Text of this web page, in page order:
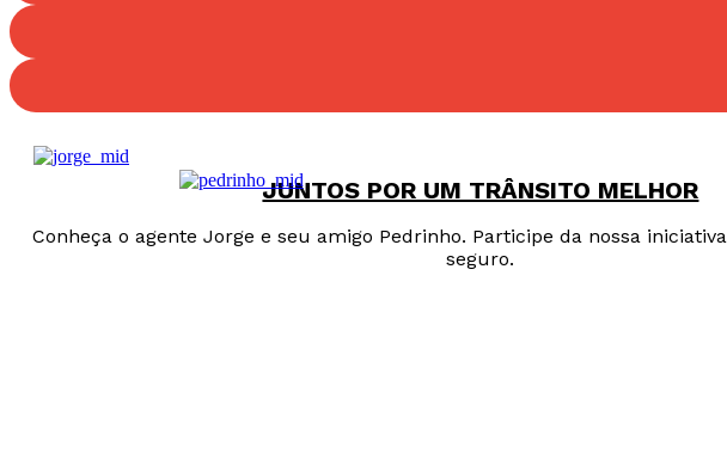
JUNTOS POR UM TRÂNSITO MELHOR
Conheça o agente Jorge e seu amigo Pedrinho. Participe da nossa
seguro.